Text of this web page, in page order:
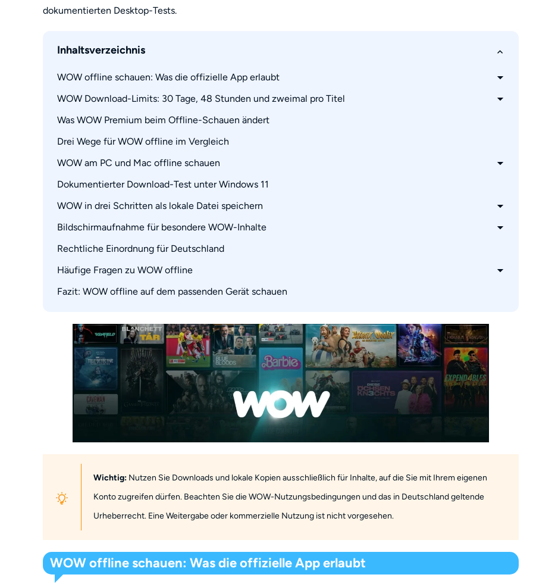
dokumentierten Desktop-Tests.
Inhaltsverzeichnis
WOW offline schauen: Was die offizielle App erlaubt
Unterstützte Geräte in Deutschland
WOW App Download Schritt für Schritt
WOW Download-Limits: 30 Tage, 48 Stunden und zweimal pro Titel
Warum fehlt das Download-Symbol?
Was WOW Premium beim Offline-Schauen ändert
Drei Wege für WOW offline im Vergleich
WOW am PC und Mac offline schauen
Was bei Bild, Ton und Dateien möglich ist
Dokumentierter Download-Test unter Windows 11
WOW in drei Schritten als lokale Datei speichern
Fehler beim WOW Download beheben
Bildschirmaufnahme für besondere WOW-Inhalte
RecordFab in drei Schritten
Rechtliche Einordnung für Deutschland
Häufige Fragen zu WOW offline
Wie viele WOW-Titel kann ich herunterladen?
Kann ich heruntergeladene WOW-Inhalte im EU-Ausland ansehen?
Warum wird mein WOW Download nach dem Ausloggen gelöscht?
Kann ich WOW Live-Sport herunterladen?
Fazit: WOW offline auf dem passenden Gerät schauen
Wichtig: Nutzen Sie Downloads und lokale Kopien ausschließlich für Inhalte, auf die Sie mit Ihrem eigenen
Konto zugreifen dürfen. Beachten Sie die WOW-Nutzungsbedingungen und das in Deutschland geltende
Urheberrecht. Eine Weitergabe oder kommerzielle Nutzung ist nicht vorgesehen.
WOW offline schauen: Was die offizielle App erlaubt